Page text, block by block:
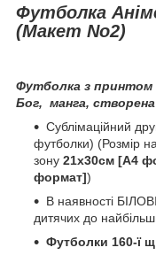
Футболка
(Макет No2)
Футболка з принтом
Бог, манга,
Сублімаційний
футболки) (Розмір
зону 21х30см [А4
формат])
В наявності
дитячих до
Футболки 160-ї